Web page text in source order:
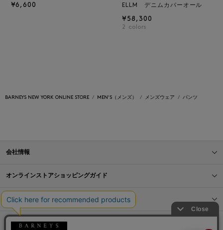
¥6,600
ELLM デニムカバーオール
¥58,300
2 colors
BARNEYS NEW YORK ONLINE STORE MEN'S（メンズ） メンズウェア パンツ
会社情報
オンラインストアショッピングガイド
店舗情報
サービス